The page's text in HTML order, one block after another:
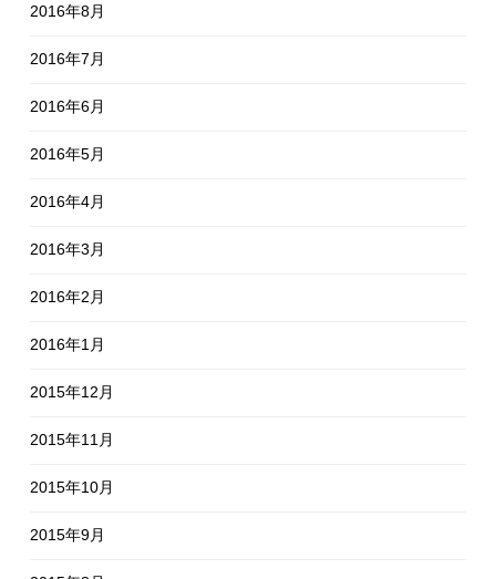
2016年8月
2016年7月
2016年6月
2016年5月
2016年4月
2016年3月
2016年2月
2016年1月
2015年12月
2015年11月
2015年10月
2015年9月